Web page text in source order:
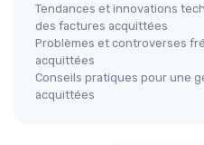
Tendances et innovations
des factures acquittées
Problèmes et controverses
acquittées
Conseils pratiques pour une
acquittées